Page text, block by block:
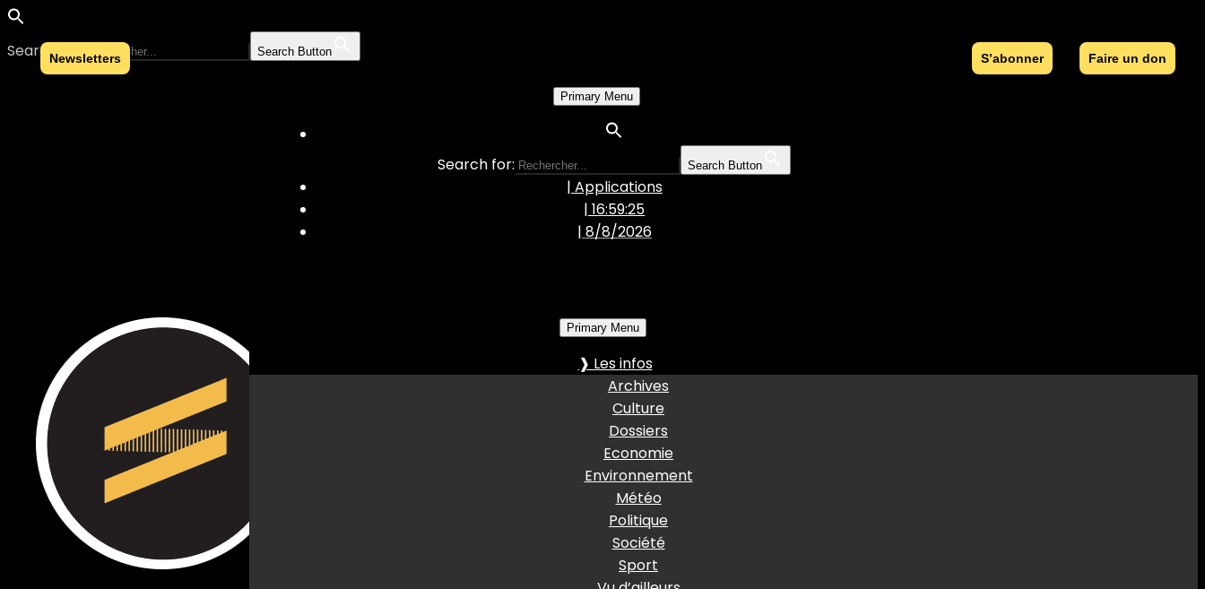
Search for: Search Button
Skip to content
Primary Menu
Search for: Search Button
| Applications
| 16:59:26
| 8/8/2026
Primary Menu
❱ Les infos
Archives
Culture
Dossiers
Economie
Environnement
Météo
Politique
Société
Sport
S’abonner Faire un don
Newsletters